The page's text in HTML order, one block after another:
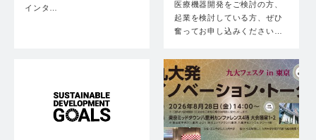
インタ…
医療機器開発をご検討の方、
起業を検討している方、ぜひ
奮ってお申し込みください…